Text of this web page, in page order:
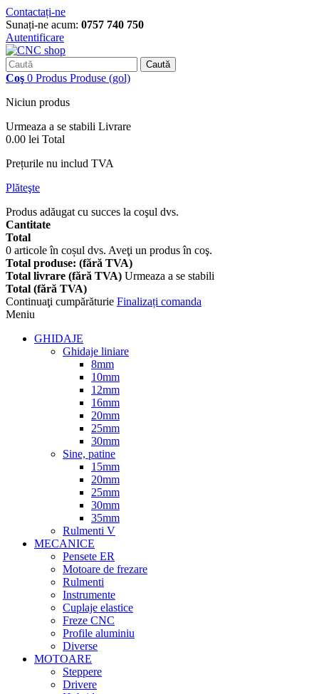
Contactați-ne
Sunați-ne acum: 0757 740 750
Autentificare
Caută
Coş 0 Produs Produse (gol)
Niciun produs
Urmeaza a se stabili Livrare
0.00 lei Total
Prețurile nu includ TVA
Plăteşte
Produs adăugat cu succes la coşul dvs.
Cantitate
Total
0 articole în coșul dvs. Aveţi un produs în coş.
Total produse: (fără TVA)
Total livrare (fără TVA) Urmeaza a se stabili
Total (fără TVA)
Continuaţi cumpărăturie Finalizați comanda
Meniu
GHIDAJE
Ghidaje liniare
8mm
10mm
12mm
16mm
20mm
25mm
30mm
Sine, patine
15mm
20mm
25mm
30mm
35mm
Rulmenti V
MECANICE
Pensete ER
Motoare de frezare
Rulmenti
Instrumente
Cuplaje elastice
Freze CNC
Profile aluminiu
Diverse
MOTOARE
Steppere
Drivere